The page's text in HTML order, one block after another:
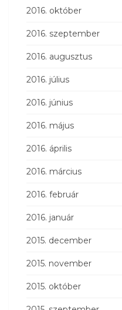
2016. október
2016. szeptember
2016. augusztus
2016. július
2016. június
2016. május
2016. április
2016. március
2016. február
2016. január
2015. december
2015. november
2015. október